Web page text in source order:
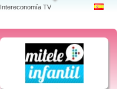
Intereconomía TV